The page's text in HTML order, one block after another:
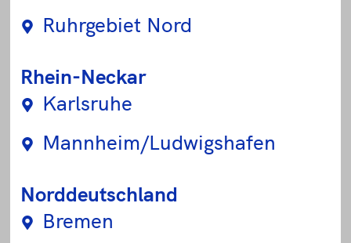
Ruhrgebiet Nord
Rhein-Neckar
Karlsruhe
Mannheim/Ludwigshafen
Norddeutschland
Bremen